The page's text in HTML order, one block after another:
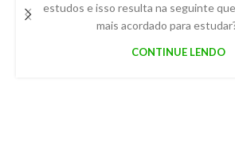
estudos e isso resulta na seguinte
mais acordado para
CONTINUE LENDO